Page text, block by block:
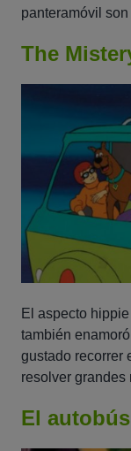
panteramóvil
The
El aspecto
también
gustado recorrer
resolver grandes
El